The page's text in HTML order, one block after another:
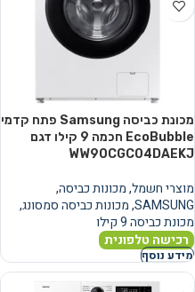
מכונת כביסה Samsung פתח קדמי
EcoBubble חכמה ‏9 ‏קילו דגם
WW90CGC04DAEKJ
מוצרי חשמל,מכונות כביסה,
SAMSUNG
,מכונות כביסה סמסונג,
מכונת כביסה 9 קילו
רכישה טלפונית
מידע נוסף